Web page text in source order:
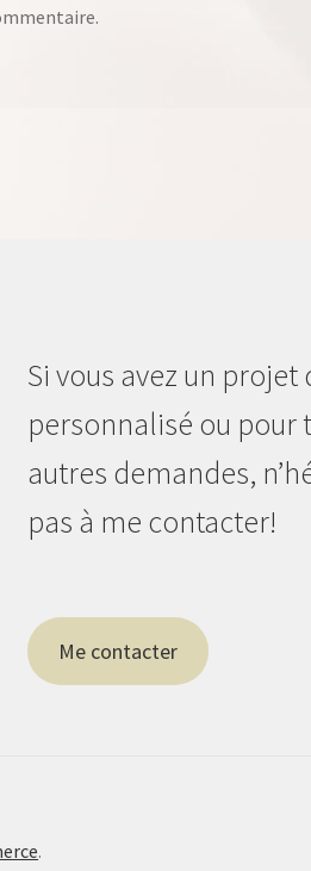
Si vous avez un projet
personnalisé ou pour
autres demandes,
pas à me contacter!
Me contacter
.